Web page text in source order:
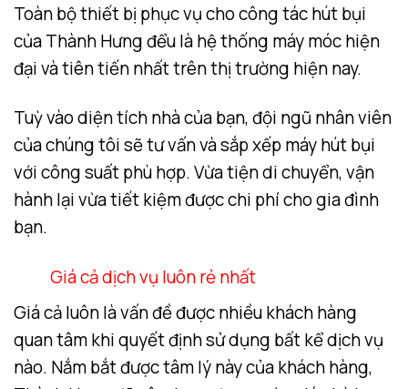
Toàn bộ thiết bị phục vụ cho công tác hút bụi
của Thành Hưng đểu là hệ thống máy móc hiện
đại và tiên tiến nhất trên thị trường hiện nay.
Tuỳ vào diện tích nhà của bạn, đội ngũ nhân viên
của chúng tôi sẽ tư vấn và sắp xếp máy hút bụi
với công suất phù hợp. Vừa tiện di chuyển, vận
hành lại vừa tiết kiệm được chi phí cho gia đình
bạn.
Giá cả dịch vụ luôn rẻ nhất
Giá cả luôn là vấn đề được nhiều khách hàng
quan tâm khi quyết định sử dụng bất kể dịch vụ
nào. Nắm bắt được tâm lý này của khách hàng,